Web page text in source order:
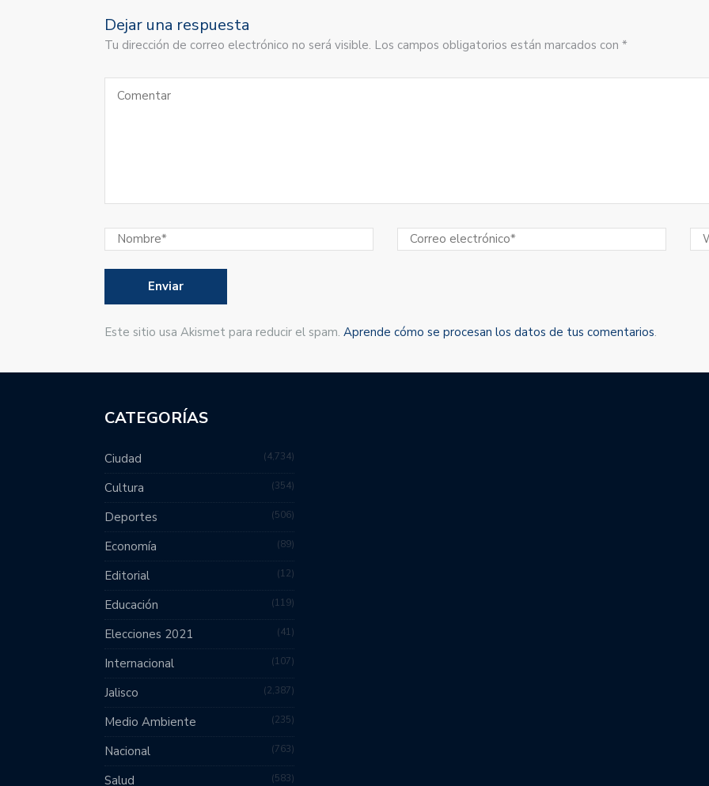
Dejar una respuesta
Tu dirección de correo electrónico no será visible. Los campos obligatorios están marcados con *
Este sitio usa Akismet para reducir el spam. Aprende cómo se procesan los datos de tus comentarios.
CATEGORÍAS
Ciudad 4,734
Cultura 354
Deportes 506
Economía 89
Editorial 12
Educación 119
Elecciones 2021 41
Internacional 107
Jalisco 2,387
Medio Ambiente 235
Nacional 763
Salud 583